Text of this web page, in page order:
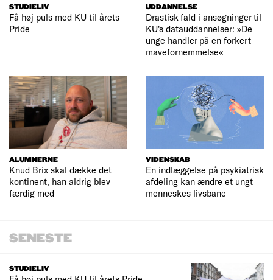
STUDIELIV
Få høj puls med KU til årets
Pride
UDDANNELSE
Drastisk fald i ansøgninger til
KU's datauddannelser: »De
unge handler på en forkert
mavefornemmelse«
ALUMNERNE
Knud Brix skal dække det
kontinent, han aldrig blev
færdig med
VIDENSKAB
En indlæggelse på psykiatrisk
afdeling kan ændre et ungt
menneskes livsbane
SENESTE
STUDIELIV